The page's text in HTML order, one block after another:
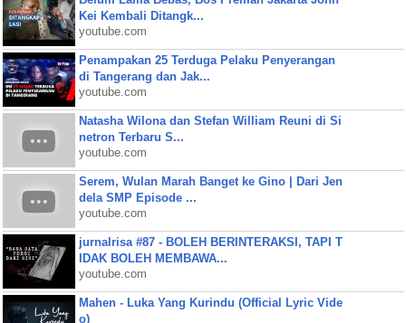
Kei Kembali Ditangk...
youtube.com
Penampakan 25 Terduga Pelaku Penyerangan
di Tangerang dan Jak...
youtube.com
Natasha Wilona dan Stefan William Reuni di Si
netron Terbaru S...
youtube.com
Serem, Wulan Marah Banget ke Gino | Dari Jen
dela SMP Episode ...
youtube.com
jurnalrisa #87 - BOLEH BERINTERAKSI, TAPI T
IDAK BOLEH MEMBAWA...
youtube.com
Mahen - Luka Yang Kurindu (Official Lyric Vide
o)